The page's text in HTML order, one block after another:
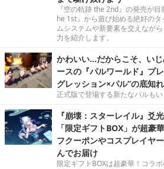
『空の軌跡 the 2nd』の発売が
he 1st』から遊び始める絶好の
ムシステムや新要素を交えなが
力を紹介します。
かわいい…だからこそ、い
ースの『パルワールド』プ
グレッション×パル”の底知
正式版で登場する新たなパルもい
『崩壊：スターレイル』爻
「限定ギフトBOX」が超豪
フクーポンやコスプレイヤ
んでお届け
限定ギフトBOXは超豪華！コラ